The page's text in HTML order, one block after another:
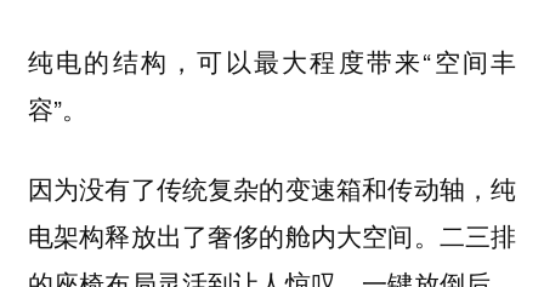
纯电的结构，可以最大程度带来“空间丰
容”。
因为没有了传统复杂的变速箱和传动轴，纯
电架构释放出了奢侈的舱内大空间。二三排